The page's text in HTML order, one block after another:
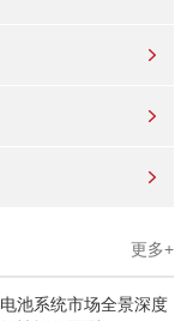
更多+
池系统市场全景深度